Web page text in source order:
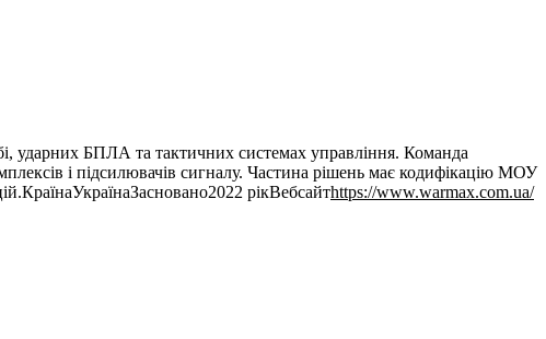
ударних БПЛА та тактичних системах управління. Команда
і підсилювачів сигналу. Частина рішень має кодифікацію МОУ
КраїнаУкраїнаЗасновано2022 рікВебсайтhttps://www.warmax.com.ua/